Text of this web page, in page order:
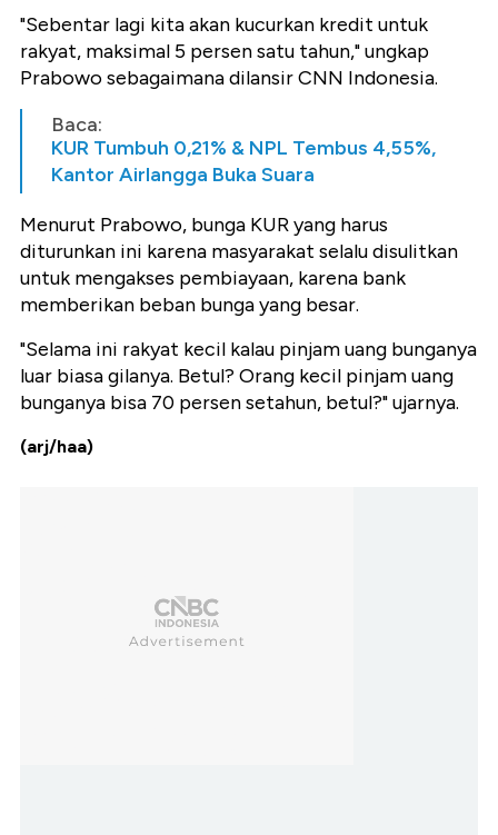
"Sebentar lagi kita akan kucurkan kredit untuk
rakyat, maksimal 5 persen satu tahun," ungkap
Prabowo sebagaimana dilansir CNN Indonesia.
Baca:
KUR Tumbuh 0,21% & NPL Tembus 4,55%,
Kantor Airlangga Buka Suara
Menurut Prabowo, bunga KUR yang harus
diturunkan ini karena masyarakat selalu disulitkan
untuk mengakses pembiayaan, karena bank
memberikan beban bunga yang besar.
"Selama ini rakyat kecil kalau pinjam uang bunganya
luar biasa gilanya. Betul? Orang kecil pinjam uang
bunganya bisa 70 persen setahun, betul?" ujarnya.
(arj/haa)